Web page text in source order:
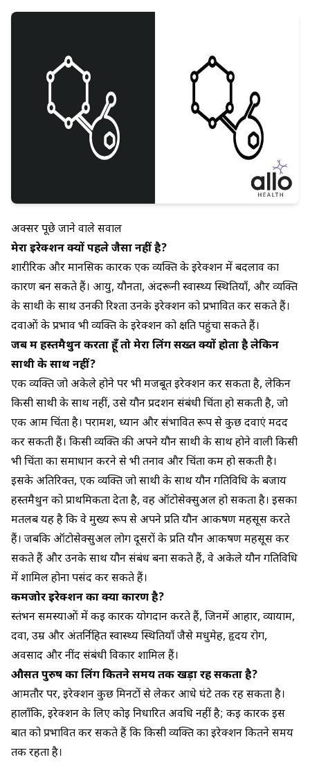
अक्सर पूछे जाने वाले सवाल
मेरा इरेक्शन क्यों पहले जैसा नहीं है?
शारीरिक और मानसिक कारक एक व्यक्ति के इरेक्शन में बदलाव का
कारण बन सकते हैं। आयु, यौनता, अंदरूनी स्वास्थ्य स्थितियाँ, और व्यक्ति
के साथी के साथ उनकी रिश्ता उनके इरेक्शन को प्रभावित कर सकते हैं।
दवाओं के प्रभाव भी व्यक्ति के इरेक्शन को क्षति पहुंचा सकते हैं।
जब मैं हस्तमैथुन करता हूँ तो मेरा लिंग सख्त क्यों होता है लेकिन
साथी के साथ नहीं?
एक व्यक्ति जो अकेले होने पर भी मजबूत इरेक्शन कर सकता है, लेकिन
किसी साथी के साथ नहीं, उसे यौन प्रदर्शन संबंधी चिंता हो सकती है, जो
एक आम चिंता है। परामर्श, ध्यान और संभावित रूप से कुछ दवाएं मदद
कर सकती हैं। किसी व्यक्ति की अपने यौन साथी के साथ होने वाली किसी
भी चिंता का समाधान करने से भी तनाव और चिंता कम हो सकती है।
इसके अतिरिक्त, एक व्यक्ति जो साथी के साथ यौन गतिविधि के बजाय
हस्तमैथुन को प्राथमिकता देता है, वह ऑटोसेक्सुअल हो सकता है। इसका
मतलब यह है कि वे मुख्य रूप से अपने प्रति यौन आकर्षण महसूस करते
हैं। जबकि ऑटोसेक्सुअल लोग दूसरों के प्रति यौन आकर्षण महसूस कर
सकते हैं और उनके साथ यौन संबंध बना सकते हैं, वे अकेले यौन गतिविधि
में शामिल होना पसंद कर सकते हैं।
कमजोर इरेक्शन का क्या कारण है?
स्तंभन समस्याओं में कई कारक योगदान करते हैं, जिनमें आहार, व्यायाम,
दवा, उम्र और अंतर्निहित स्वास्थ्य स्थितियाँ जैसे मधुमेह, हृदय रोग,
अवसाद और नींद संबंधी विकार शामिल हैं।
औसत पुरुष का लिंग कितने समय तक खड़ा रह सकता है?
आमतौर पर, इरेक्शन कुछ मिनटों से लेकर आधे घंटे तक रह सकता है।
हालाँकि, इरेक्शन के लिए कोई निर्धारित अवधि नहीं है; कई कारक इस
बात को प्रभावित कर सकते हैं कि किसी व्यक्ति का इरेक्शन कितने समय
तक रहता है।